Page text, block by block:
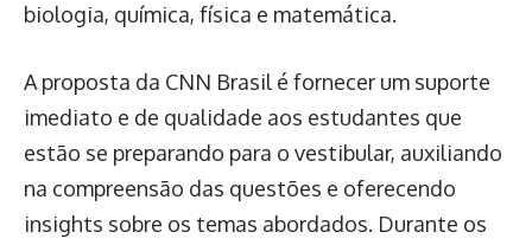
biologia, química, física e matemática.
A proposta da CNN Brasil é fornecer um suporte
imediato e de qualidade aos estudantes que
estão se preparando para o vestibular, auxiliando
na compreensão das questões e oferecendo
insights sobre os temas abordados. Durante os